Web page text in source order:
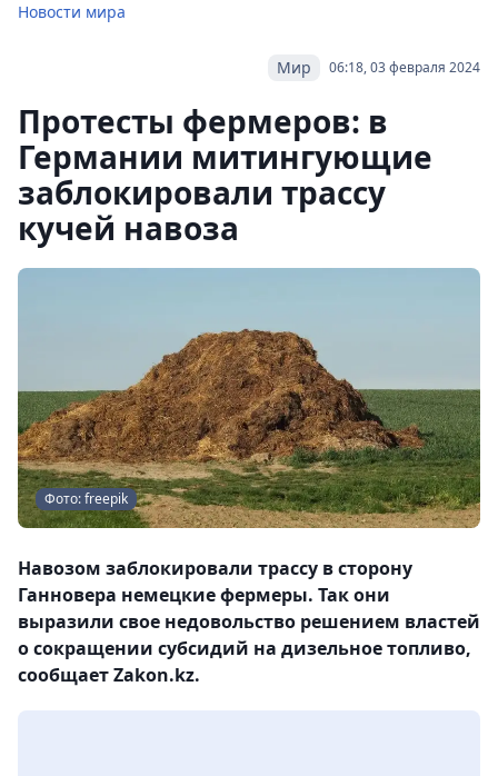
Новости мира
06:18, 03 февраля 2024
Мир
Протесты фермеров: в
Германии митингующие
заблокировали трассу
кучей навоза
Фото: freepik
Навозом заблокировали трассу в сторону
Ганновера немецкие фермеры. Так они
выразили свое недовольство решением властей
о сокращении субсидий на дизельное топливо,
сообщает Zakon.kz.